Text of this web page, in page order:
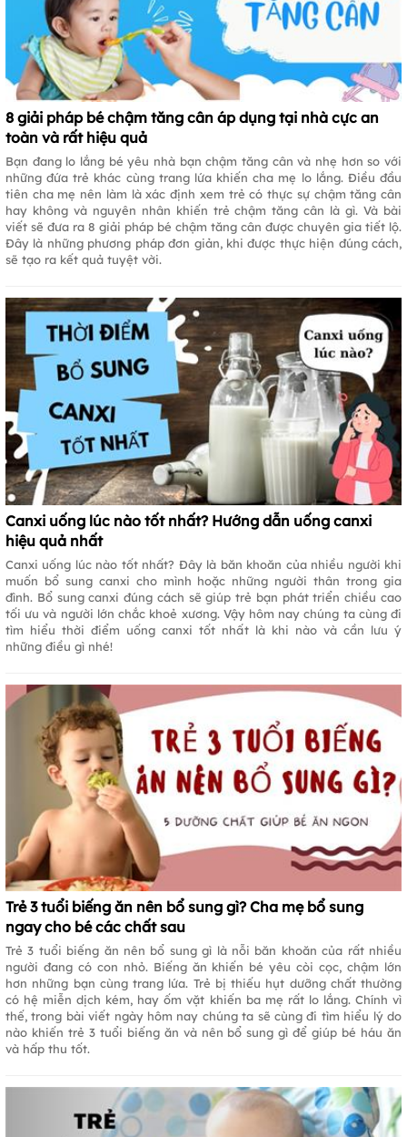
8 giải pháp bé chậm tăng cân áp dụng tại nhà cực an
toàn và rất hiệu quả
Bạn đang lo lắng bé yêu nhà bạn chậm tăng cân và nhẹ hơn so với
những đứa trẻ khác cùng trang lứa khiến cha mẹ lo lắng. Điều đầu
tiên cha mẹ nên làm là xác định xem trẻ có thực sự chậm tăng cân
hay không và nguyên nhân khiến trẻ chậm tăng cân là gì. Và bài
viết sẽ đưa ra 8 giải pháp bé chậm tăng cân được chuyên gia tiết lộ.
Đây là những phương pháp đơn giản, khi được thực hiện đúng cách,
sẽ tạo ra kết quả tuyệt vời.
Canxi uống lúc nào tốt nhất? Hướng dẫn uống canxi
hiệu quả nhất
Canxi uống lúc nào tốt nhất? Đây là băn khoăn của nhiều người khi
muốn bổ sung canxi cho mình hoặc những người thân trong gia
đình. Bổ sung canxi đúng cách sẽ giúp trẻ bạn phát triển chiều cao
tối ưu và người lớn chắc khoẻ xương. Vậy hôm nay chúng ta cùng đi
tìm hiểu thời điểm uống canxi tốt nhất là khi nào và cần lưu ý
những điều gì nhé!
Trẻ 3 tuổi biếng ăn nên bổ sung gì? Cha mẹ bổ sung
ngay cho bé các chất sau
Trẻ 3 tuổi biếng ăn nên bổ sung gì là nỗi băn khoăn của rất nhiều
người đang có con nhỏ. Biếng ăn khiến bé yêu còi cọc, chậm lớn
hơn những bạn cùng trang lứa. Trẻ bị thiếu hụt dưỡng chất thường
có hệ miễn dịch kém, hay ốm vặt khiến ba mẹ rất lo lắng. Chính vì
thế, trong bài viết ngày hôm nay chúng ta sẽ cùng đi tìm hiểu lý do
nào khiến trẻ 3 tuổi biếng ăn và nên bổ sung gì để giúp bé háu ăn
và hấp thu tốt.